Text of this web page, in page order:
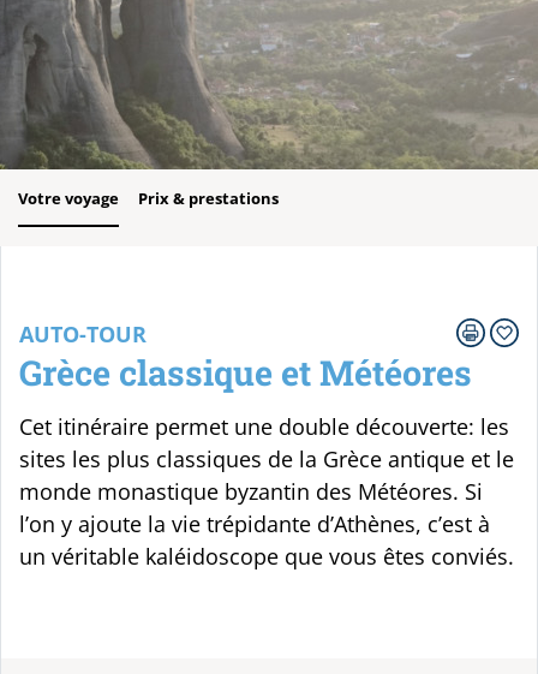
Votre voyage Prix & prestations
AUTO-TOUR
Grèce classique et Météores
Cet itinéraire permet une double découverte: les
sites les plus classiques de la Grèce antique et le
monde monastique byzantin des Météores. Si
l’on y ajoute la vie trépidante d’Athènes, c’est à
un véritable kaléidoscope que vous êtes conviés.